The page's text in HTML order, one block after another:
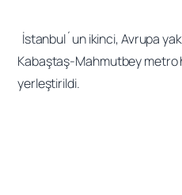
İstanbul´un ikinci, Avrupa
Kabaştaş-Mahmutbey metro
yerleştirildi.